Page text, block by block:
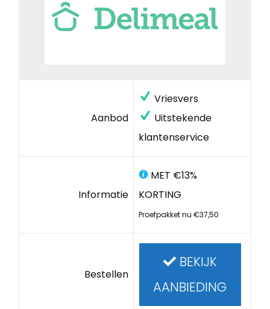
Aanbod
Vriesvers
Uitstekende
klantenservice
Informatie
MET €13%
KORTING
Proefpakket nu €37,50
Bestellen
BEKIJK
AANBIEDING